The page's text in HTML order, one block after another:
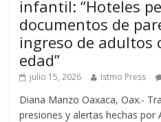
infantil: “Hoteles
documentos de
ingreso de adultos
edad”
julio 15, 2026 Istmo Press
Diana Manzo Oaxaca, Oax.-
presiones y alertas hechas por